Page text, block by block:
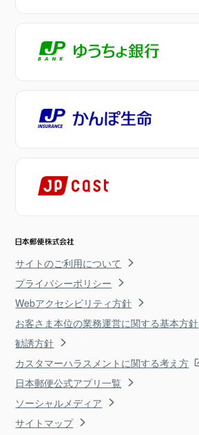
サイトのご利用について
プライバシーポリシー
Webアクセシビリティ方針
お客さま本位の業務運営に関する基本方針
勧誘方針
カスタマーハラスメントに関する考え方
日本郵便公式アプリ一覧
ソーシャルメディア
サイトマップ